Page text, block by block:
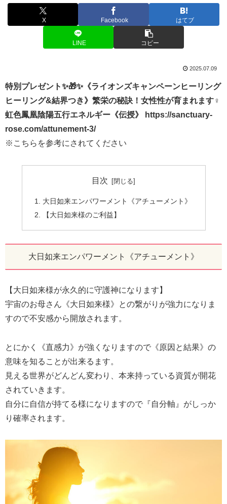
X Facebook はてブ
LINE コピー
2025.07.09
特別プレゼント✨🎁✨《ライオンズキャンペーンヒーリング
ヒーリング&結界つき》繁栄の秘訣！女性性が育まれます♀
虹色鳳凰陰陽五行エネルギー《伝授》 https://sanctuary-
rose.com/attunement-3/
※こちらを参考にされてください
目次
大日如来エンパワーメント《アチューメント》
【大日如来様のご利益】
大日如来エンパワーメント《アチューメント》
【大日如来様が永久的に守護神になります】
宇宙のお母さん《大日如来様》との繋がりが強力になりま
すので不安感から開放されます。
とにかく《直感力》が強くなりますので《原因と結果》の
意味を知ることが出来るます。
見える世界がどんどん変わり、本来持っている資質が開花
されていきます。
自分に自信が持てる様になりますので『自分軸』がしっか
り確率されます。